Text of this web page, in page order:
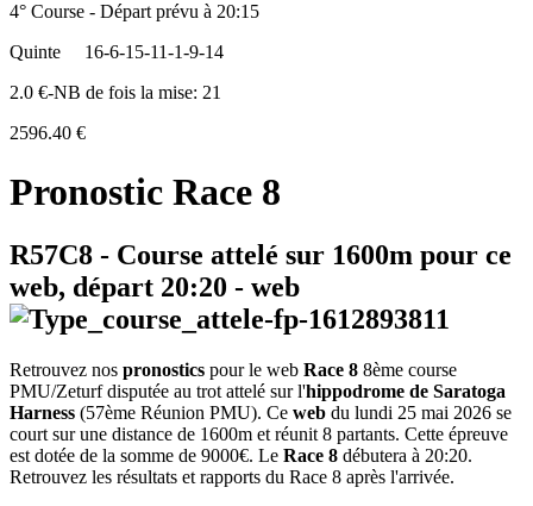
4° Course - Départ prévu à 20:15
Quinte
16-6-15-11-1-9-14
2.0 €-NB de fois la mise: 21
2596.40 €
Pronostic Race 8
R57C8 - Course attelé sur 1600m pour ce
web, départ 20:20 - web
Retrouvez nos pronostics pour le web Race 8 8ème course
PMU/Zeturf disputée au trot attelé sur l'hippodrome de Saratoga
Harness (57ème Réunion PMU). Ce web du lundi 25 mai 2026 se
court sur une distance de 1600m et réunit 8 partants. Cette épreuve
est dotée de la somme de 9000€. Le Race 8 débutera à 20:20.
Retrouvez les résultats et rapports du Race 8 après l'arrivée.